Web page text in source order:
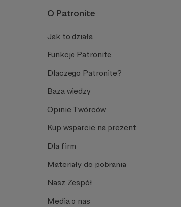
O Patronite
Jak to działa
Funkcje Patronite
Dlaczego Patronite?
Baza wiedzy
Opinie Twórców
Kup wsparcie na prezent
Dla firm
Materiały do pobrania
Nasz Zespół
Media o nas